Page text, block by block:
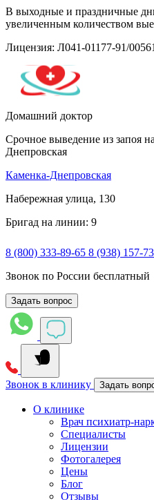
В выходные и праздничные
увеличенным количеством
Лицензия: Л041-01177-91/
Домашний доктор
Срочное выведение из запоя
Днепровская
Каменка-Днепровская
Набережная улица, 130
Бригад на линии: 9
8 (800) 333-89-65 8 (938) 157-
Звонок по России бесплатный
Задать вопрос
Звонок в клинику Задать
О клинике
Врач психиатр-
Специалисты
Лицензии
Фотогалерея
Цены
Блог
Отзывы